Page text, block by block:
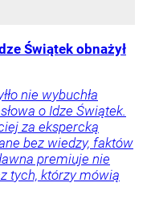
Świątek obnażył
nie wybuchła
o Idze Świątek.
za ekspercką
bez wiedzy, faktów
premiuje nie
tych, którzy mówią